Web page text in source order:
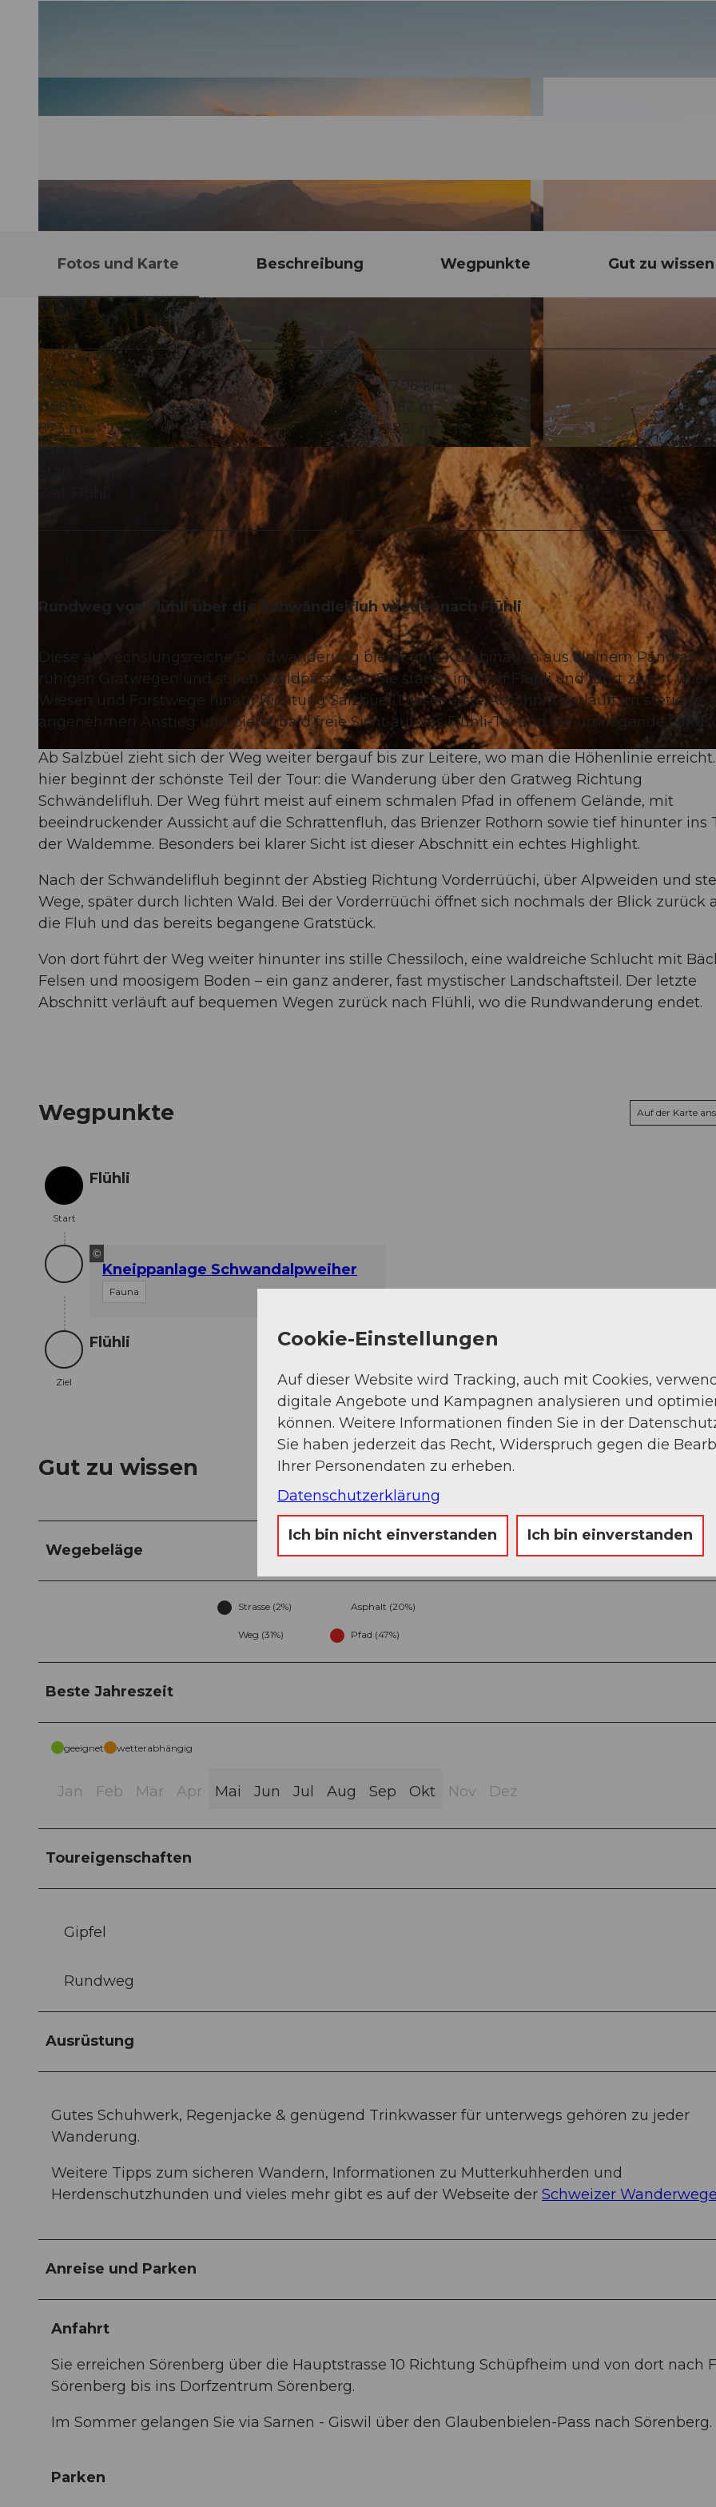
© Dominik Kobler, UNESCO Biosphäre Entlebuch
© Dominik Kobler, UNESCO Biosphäre Entlebuch
Fotos und Karte Beschreibung Wegpunkte Gut zu wissen
7:20 h
17,96 km
1.188 m
1.182 m
873 m
1.831 m
958 m
Rundweg von Flühli über die Schwändleifluh wieder nach Flühli
Diese abwechslungsreiche Rundwanderung bietet eine Kombination aus alpinem Panorama,
ruhigen Gratwegen und stillen Waldpassagen. Sie startet im Dorf Flühli und führt zuerst über
Wiesen und Forstwege hinauf Richtung Salzbüel. Dieser erste Abschnitt verläuft im stetigen,
angenehmen Anstieg und bietet bald freie Sicht auf das Flühli-Tal und die umliegende
Ab Salzbüel zieht sich der Weg weiter bergauf bis zur Leitere, wo man die Höhenlinie
hier beginnt der schönste Teil der Tour: die Wanderung über den Gratweg Richtung
Schwändelifluh. Der Weg führt meist auf einem schmalen Pfad in offenem Gelände, mit
beeindruckender Aussicht auf die Schrattenfluh, das Brienzer Rothorn sowie tief hinunter ins
der Waldemme. Besonders bei klarer Sicht ist dieser Abschnitt ein echtes Highlight.
Nach der Schwändelifluh beginnt der Abstieg Richtung Vorderrüüchi, über Alpweiden und
Wege, später durch lichten Wald. Bei der Vorderrüüchi öffnet sich nochmals der Blick zurück
die Fluh und das bereits begangene Gratstück.
Von dort führt der Weg weiter hinunter ins stille Chessiloch, eine waldreiche Schlucht mit
Felsen und moosigem Boden – ein ganz anderer, fast mystischer Landschaftsteil. Der letzte
Abschnitt verläuft auf bequemen Wegen zurück nach Flühli, wo die Rundwanderung endet.
Wegpunkte Auf der Karte
Start
Start
Flühli
©
Kneippanlage Schwandalpweiher
Fauna
Ziel
Ziel
Flühli
Gut zu wissen
Wegebeläge
Strasse (2%) Asphalt (20%)
Weg (31%) Pfad (47%)
Beste Jahreszeit
geeignet wetterabhängig
Jan Feb Mär Apr Mai Jun Jul Aug Sep Okt Nov Dez
Toureigenschaften
Gipfel
Rundweg
Ausrüstung
Gutes Schuhwerk, Regenjacke & genügend Trinkwasser für unterwegs gehören zu jeder
Wanderung.
Weitere Tipps zum sicheren Wandern, Informationen zu Mutterkuhherden und
Herdenschutzhunden und vieles mehr gibt es auf der Webseite der Schweizer Wanderwege
Anreise und Parken
Anfahrt
Sie erreichen Sörenberg über die Hauptstrasse 10 Richtung Schüpfheim und von dort nach
Sörenberg bis ins Dorfzentrum Sörenberg.
Im Sommer gelangen Sie via Sarnen - Giswil über den Glaubenbielen-Pass nach Sörenberg.
Parken
Cookie-Einstellungen
Auf dieser Website wird Tracking, auch mit Cookies,
digitale Angebote und Kampagnen analysieren und
können. Weitere Informationen finden Sie in der
Sie haben jederzeit das Recht, Widerspruch gegen die
Ihrer Personendaten zu erheben.
Datenschutzerklärung
Ich bin nicht einverstanden Ich bin einverstanden